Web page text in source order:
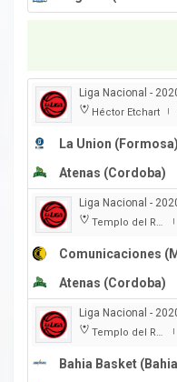
Liga Nacional -
Héctor Etchart |
La Union (Formosa)
Atenas (Cordoba)
Liga Nacional -
Templo del Rock |
Comunicaciones
Atenas (Cordoba)
Liga Nacional -
Templo del Rock |
Bahia Basket